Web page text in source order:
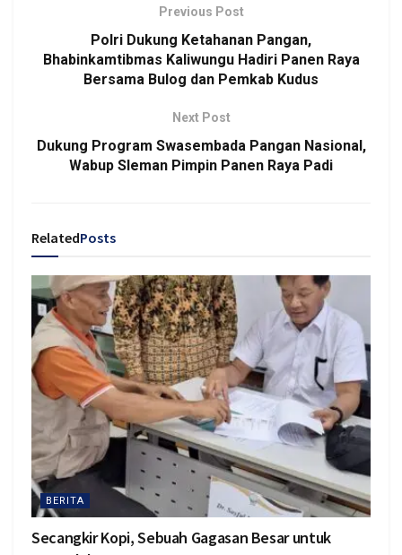
Previous Post
Polri Dukung Ketahanan Pangan,
Bhabinkamtibmas Kaliwungu Hadiri Panen Raya
Bersama Bulog dan Pemkab Kudus
Next Post
Dukung Program Swasembada Pangan Nasional,
Wabup Sleman Pimpin Panen Raya Padi
RelatedPosts
BERITA
Secangkir Kopi, Sebuah Gagasan Besar untuk